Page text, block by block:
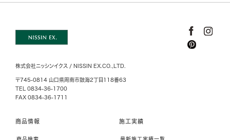
株式会社ニッシンイクス / NISSIN EX.CO.,LTD.
〒745-0814 山口県周南市鼓海2丁目118番63
TEL 0834-36-1700
FAX 0834-36-1711
商品情報 施工実績